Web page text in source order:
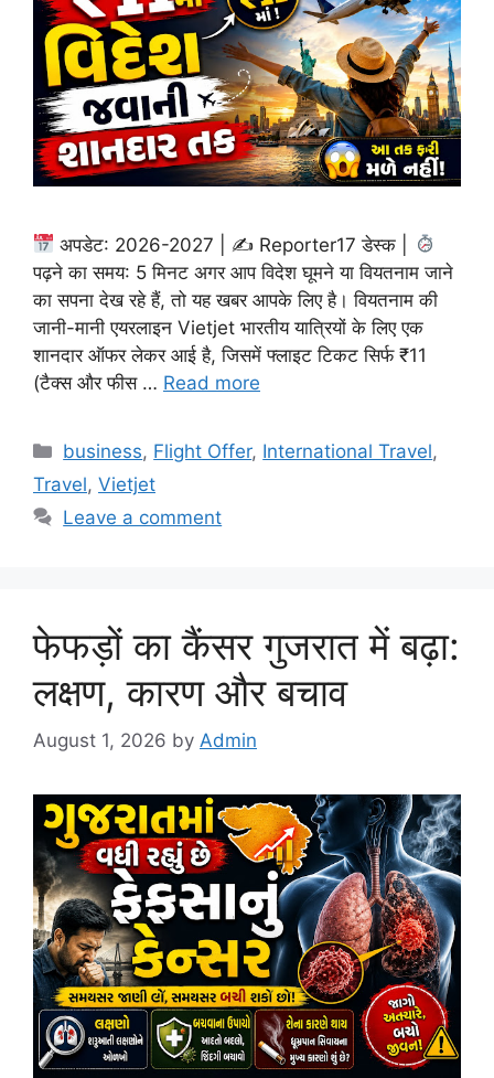
अपडेट: 2026-2027 | ✍ Reporter17 डेस्क |
पढ़ने का समय: 5 मिनट अगर आप विदेश घूमने या वियतनाम जाने
का सपना देख रहे हैं, तो यह खबर आपके लिए है। वियतनाम की
जानी-मानी एयरलाइन Vietjet भारतीय यात्रियों के लिए एक
शानदार ऑफर लेकर आई है, जिसमें फ्लाइट टिकट सिर्फ ₹11
(टैक्स और फीस … Read more
Categories
business, Flight Offer, International Travel,
Travel, Vietjet
Leave a comment
फेफड़ों का कैंसर गुजरात में बढ़ा:
लक्षण, कारण और बचाव
August 1, 2026 by Admin